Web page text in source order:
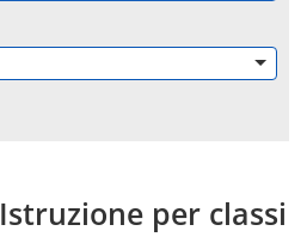
Istruzione per classi